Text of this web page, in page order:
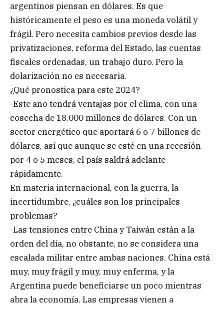
argentinos piensan en dólares. Es que
históricamente el peso es una moneda volátil y
frágil. Pero necesita cambios previos desde las
privatizaciones, reforma del Estado, las cuentas
fiscales ordenadas, un trabajo duro. Pero la
dolarización no es necesaria.
¿Qué pronostica para este 2024?
-Este año tendrá ventajas por el clima, con una
cosecha de 18.000 millones de dólares. Con un
sector energético que aportará 6 o 7 billones de
dólares, así que aunque se esté en una recesión
por 4 o 5 meses, el país saldrá adelante
rápidamente.
En materia internacional, con la guerra, la
incertidumbre, ¿cuáles son los principales
problemas?
-Las tensiones entre China y Taiwán están a la
orden del día, no obstante, no se considera una
escalada militar entre ambas naciones. China está
muy, muy frágil y muy, muy enferma, y la
Argentina puede beneficiarse un poco mientras
abra la economía. Las empresas vienen a